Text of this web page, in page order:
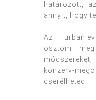
határozott,
annyit, hogy
Az
osztom
konzerv-
cserélheted.